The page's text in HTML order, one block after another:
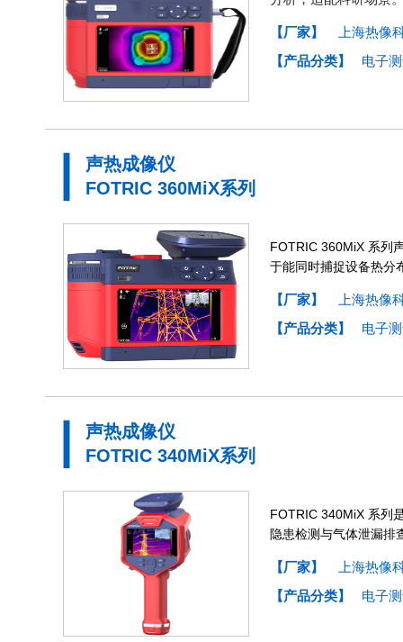
【厂家】
上海热像
【产品分类】
电子
声热成像仪
FOTRIC 360MiX系列
FOTRIC 360MiX 系列
于能同时捕捉设备热分
【厂家】
上海热像
【产品分类】
电子
声热成像仪
FOTRIC 340MiX系列
FOTRIC 340MiX 系列
隐患检测与气体泄漏排
【厂家】
上海热像
【产品分类】
电子